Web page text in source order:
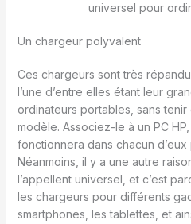
universel pour
Un chargeur polyvalent
Ces chargeurs sont très
l’une d’entre elles étant leur
ordinateurs portables, sans
modèle. Associez-le à un PC
fonctionnera dans chacun
Néanmoins, il y a une autre
l’appellent universel, et c’est
les chargeurs pour différents
smartphones, les tablettes, et